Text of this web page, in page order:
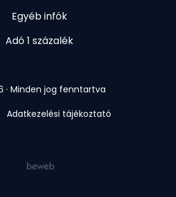
Egyéb infók
Adó 1 százalék
· Minden jog fenntartva
Adatkezelési tájékoztató